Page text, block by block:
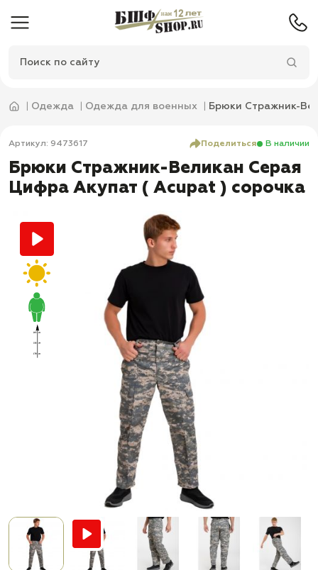
Одежда Одежда для военных Брюки Стражник-
Артикул: 9473617 Поделиться В наличии
Брюки Стражник-Великан Серая
Цифра Акупат ( Acupat ) сорочка